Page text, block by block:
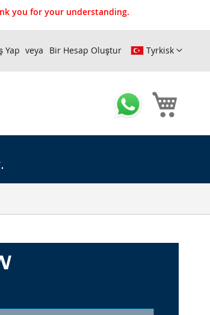
you for your understanding.
Tyrkisk
Yap Bir Hesap Oluştur